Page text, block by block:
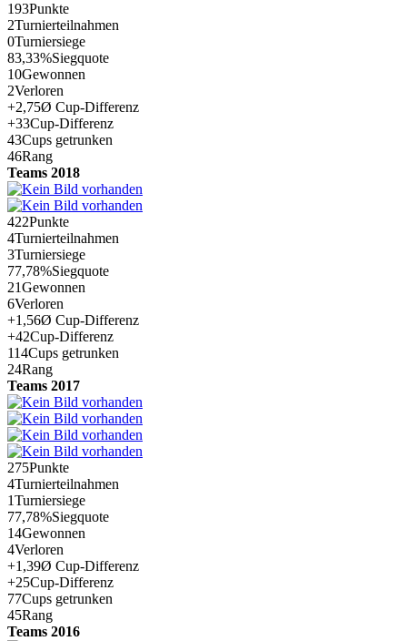
193Punkte
2Turnierteilnahmen
0Turniersiege
83,33%Siegquote
10Gewonnen
2Verloren
+2,75Ø Cup-Differenz
+33Cup-Differenz
43Cups getrunken
46Rang
Teams 2018
422Punkte
4Turnierteilnahmen
3Turniersiege
77,78%Siegquote
21Gewonnen
6Verloren
+1,56Ø Cup-Differenz
+42Cup-Differenz
114Cups getrunken
24Rang
Teams 2017
275Punkte
4Turnierteilnahmen
1Turniersiege
77,78%Siegquote
14Gewonnen
4Verloren
+1,39Ø Cup-Differenz
+25Cup-Differenz
77Cups getrunken
45Rang
Teams 2016